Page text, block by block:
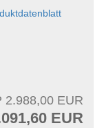
2.988,00 EUR
EUR